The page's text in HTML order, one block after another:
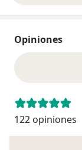
Opiniones
122 opiniones